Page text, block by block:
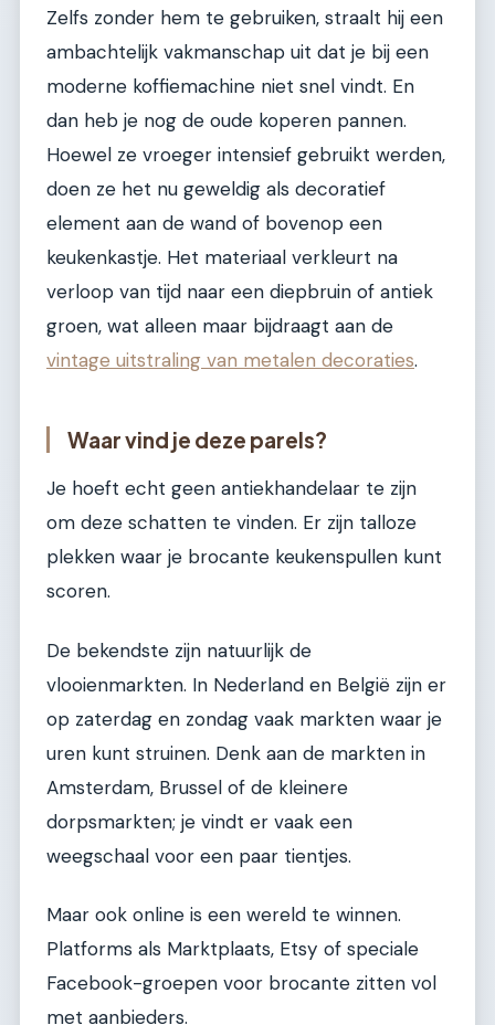
Zelfs zonder hem te gebruiken, straalt hij een
ambachtelijk vakmanschap uit dat je bij een
moderne koffiemachine niet snel vindt. En
dan heb je nog de oude koperen pannen.
Hoewel ze vroeger intensief gebruikt werden,
doen ze het nu geweldig als decoratief
element aan de wand of bovenop een
keukenkastje. Het materiaal verkleurt na
verloop van tijd naar een diepbruin of antiek
groen, wat alleen maar bijdraagt aan de
vintage uitstraling van metalen decoraties.
Waar vind je deze parels?
Je hoeft echt geen antiekhandelaar te zijn
om deze schatten te vinden. Er zijn talloze
plekken waar je brocante keukenspullen kunt
scoren.
De bekendste zijn natuurlijk de
vlooienmarkten. In Nederland en België zijn er
op zaterdag en zondag vaak markten waar je
uren kunt struinen. Denk aan de markten in
Amsterdam, Brussel of de kleinere
dorpsmarkten; je vindt er vaak een
weegschaal voor een paar tientjes.
Maar ook online is een wereld te winnen.
Platforms als Marktplaats, Etsy of speciale
Facebook-groepen voor brocante zitten vol
met aanbieders.